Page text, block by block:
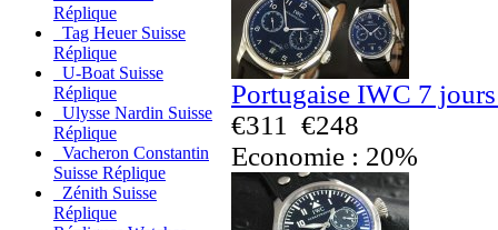
Réplique
Tag Heuer Suisse
Réplique
U-Boat Suisse
Réplique
Ulysse Nardin Suisse
Réplique
Vacheron Constantin
Suisse Réplique
Zénith Suisse
Réplique
Portugaise IWC 7
€311
€248
Economie : 20%